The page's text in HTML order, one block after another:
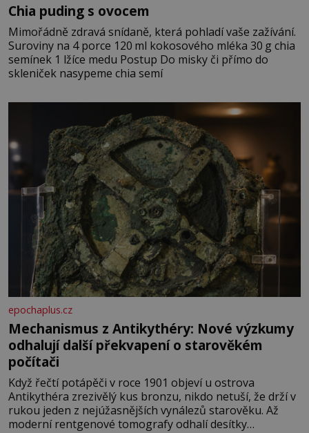
Chia puding s ovocem
Mimořádně zdravá snídaně, která pohladí vaše zažívání.
Suroviny na 4 porce 120 ml kokosového mléka 30 g chia
semínek 1 lžíce medu Postup Do misky či přímo do
skleniček nasypeme chia semí
epochaplus.cz
Mechanismus z Antikythéry: Nové výzkumy
odhalují další překvapení o starověkém
počítači
Když řečtí potápěči v roce 1901 objeví u ostrova
Antikythéra zrezivělý kus bronzu, nikdo netuší, že drží v
rukou jeden z nejúžasnějších vynálezů starověku. Až
moderní rentgenové tomografy odhalí desítky